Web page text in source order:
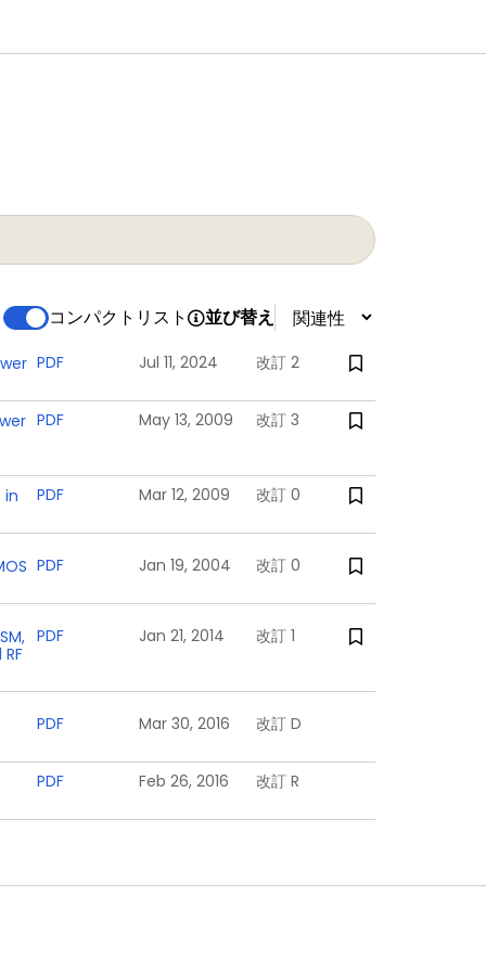
コンパクトリスト 並び替え
PDF Jul 11, 2024 改訂 2
PDF May 13, 2009 改訂 3
in
PDF Mar 12, 2009 改訂 0
PDF Jan 19, 2004 改訂 0
PDF Jan 21, 2014 改訂 1
PDF Mar 30, 2016 改訂 D
PDF Feb 26, 2016 改訂 R